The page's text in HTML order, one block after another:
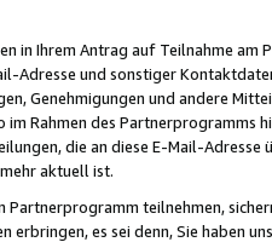
in Ihrem Antrag auf Teilnahme
Adresse und sonstiger
Genehmigungen und andere
Rahmen des Partnerprogramms
die an diese E-Mail-
aktuell ist.
Partnerprogramm teilnehmen,
erbringen, es sei denn, Sie haben